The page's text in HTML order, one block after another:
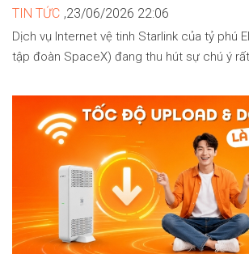
TIN TỨC ,23/06/2026 22:06
Dịch vụ Internet vệ tinh Starlink của tỷ phú
tập đoàn SpaceX) đang thu hút sự chú ý rất